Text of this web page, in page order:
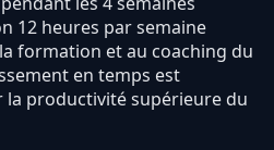
12 heures par semaine
formation et au coaching du
en temps est
la productivité supérieure du